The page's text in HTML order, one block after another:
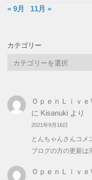
« 9月
11月 »
カテゴリー
リ
ー
ＯｐｅｎＬｉｖ
に Kisanukiより
2021年9月16日
とんちゃんさんコメ
ブログの方の更新は
ＯｐｅｎＬｉｖ